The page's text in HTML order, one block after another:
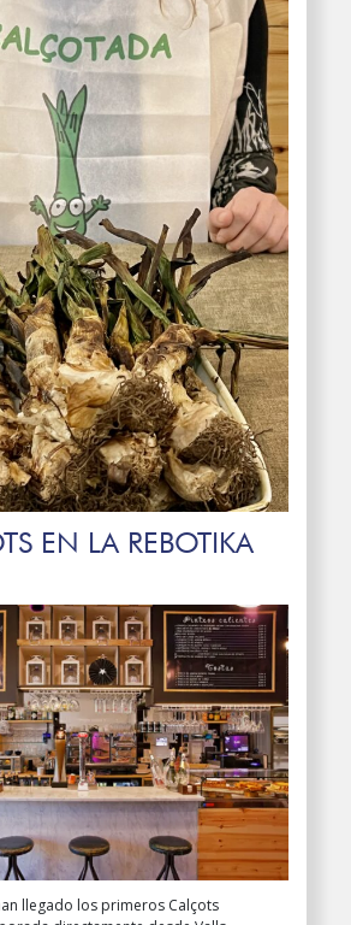
EN LA REBOTIKA
llegado los primeros Calçots